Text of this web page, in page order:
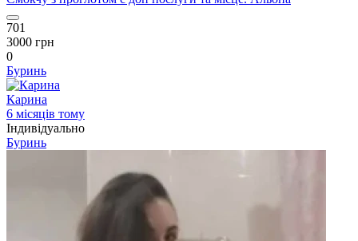
701
3000 грн
0
Буринь
Карина
6 місяців тому
Індивідуально
Буринь